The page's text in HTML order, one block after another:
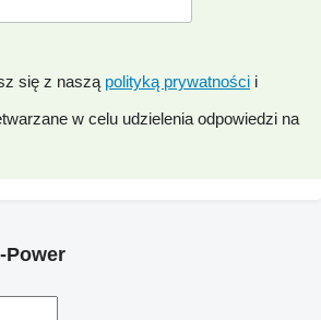
się z naszą polityką prywatności i
w celu udzielenia odpowiedzi na
Power